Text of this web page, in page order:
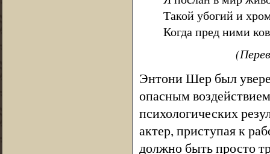
Такой убогий и
Когда пред ними
Энтони Шер был
опасным
психологических
актер, приступая к
должно быть просто